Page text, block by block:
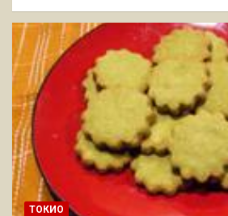
ТОКИО